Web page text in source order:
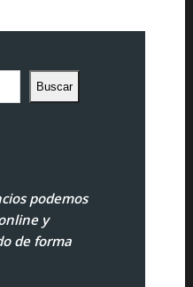
Buscar
podemos
y
de forma